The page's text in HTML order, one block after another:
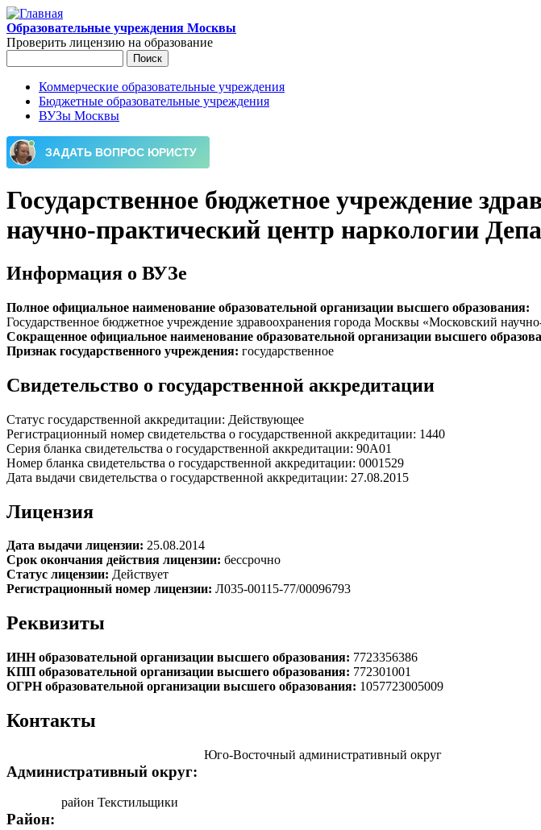
Перейти к основному содержанию
Образовательные учреждения Москвы
Проверить лицензию на образование
Главное меню
Коммерческие образовательные учреждения
Бюджетные образовательные учреждения
ВУЗы Москвы
Государственное бюджетное учреждение
научно-практический центр наркологии
Информация о ВУЗе
Полное официальное наименование образовательной организации высшего образования:
Государственное бюджетное учреждение здравоохранения города Москвы «Московский
Сокращенное официальное наименование образовательной организации высшего
Признак государственного учреждения: государственное
Свидетельство о государственной аккредитации
Статус государственной аккредитации: Действующее
Регистрационный номер свидетельства о государственной аккредитации: 1440
Серия бланка свидетельства о государственной аккредитации: 90А01
Номер бланка свидетельства о государственной аккредитации: 0001529
Дата выдачи свидетельства о государственной аккредитации: 27.08.2015
Лицензия
Дата выдачи лицензии: 25.08.2014
Срок окончания действия лицензии: бессрочно
Статус лицензии: Действует
Регистрационный номер лицензии: Л035-00115-77/00096793
Реквизиты
ИНН образовательной организации высшего образования: 7723356386
КПП образовательной организации высшего образования: 772301001
ОГРН образовательной организации высшего образования: 1057723005009
Контакты
Административный округ:
Юго-Восточный административный округ
Район:
район Текстильщики